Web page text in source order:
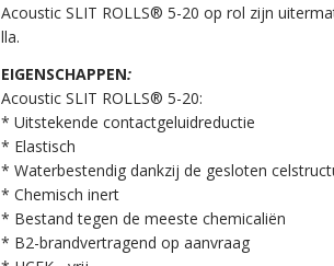
Acoustic SLIT ROLLS® 5-20 op rol zijn
lla.
EIGENSCHAPPEN:
Acoustic SLIT ROLLS® 5-20:
* Uitstekende contactgeluidreductie
* Elastisch
* Waterbestendig dankzij de gesloten
* Chemisch inert
* Bestand tegen de meeste chemicaliën
* B2-brandvertragend op aanvraag